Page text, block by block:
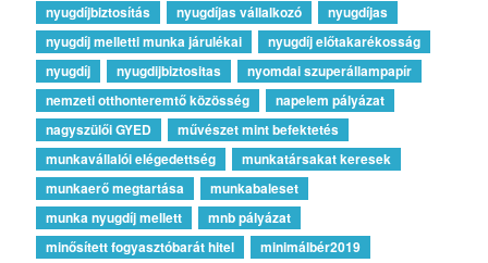
nyugdíjbiztosítás
nyugdíjas vállalkozó
nyugdíjas
nyugdíj melletti munka járulékai
nyugdíj előtakarékosság
nyugdíj
nyugdijbiztositas
nyomdai szuperállampapír
nemzeti otthonteremtő közösség
napelem pályázat
nagyszülői GYED
művészet mint befektetés
munkavállalói elégedettség
munkatársakat keresek
munkaerő megtartása
munkabaleset
munka nyugdíj mellett
mnb pályázat
minősített fogyasztóbarát hitel
minimálbér2019